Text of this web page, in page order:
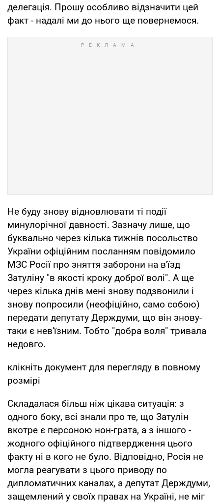
делегація. Прошу особливо відзначити цей
факт - надалі ми до нього ще повернемося.
Не буду знову відновлювати ті події
минулорічної давності. Зазначу лише, що
буквально через кілька тижнів посольство
України офіційним посланням повідомило
МЗС Росії про зняття заборони на в'їзд
Затуліну "в якості кроку доброї волі". А ще
через кілька днів мені знову подзвонили і
знову попросили (неофіційно, само собою)
передати депутату Держдуми, що він знову-
таки є нев'їзним. Тобто "добра воля" тривала
недовго.
клікніть документ для перегляду в повному
розмірі
Складалася більш ніж цікава ситуація: з
одного боку, всі знали про те, що Затулін
вкотре є персоною нон-грата, а з іншого -
жодного офіційного підтвердження цього
факту ні в кого не було. Відповідно, Росія не
могла реагувати з цього приводу по
дипломатичних каналах, а депутат Держдуми,
защемлений у своїх правах на Україні, не міг